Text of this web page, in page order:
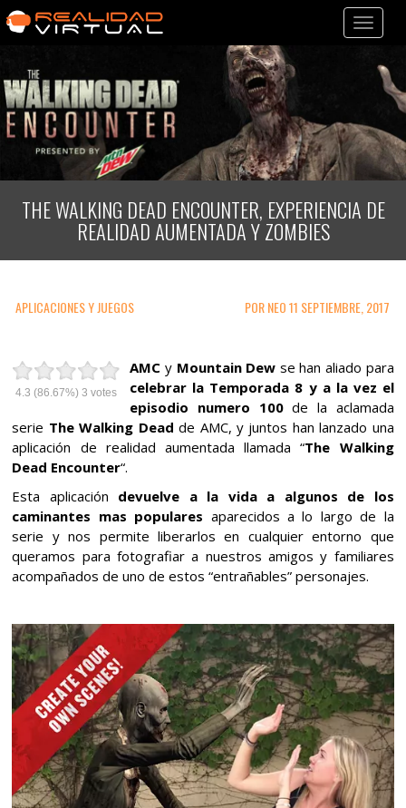
Toggle
THE WALKING DEAD ENCOUNTER, EXPERIENCIA DE
REALIDAD AUMENTADA Y ZOMBIES
APLICACIONES Y JUEGOS POR NEO 11 SEPTIEMBRE, 2017
clic
para
en
Twitter
(Se
abre
en
una
ventana
nueva)
clic
para
compartir
en
Facebook
abre
en
una
ventana
nueva)
clic
para
compartir
en
Google+
abre
en
una
ventana
nueva)
4.3 (86.67%)3 votes
AMC y Mountain Dew se han aliado para
celebrar la Temporada 8 y a la vez el
episodio numero 100de la aclamada
serie The Walking Dead de AMC, y juntos han lanzado una
aplicación de realidad aumentada llamada “The Walking
Dead Encounter“.
Esta aplicación devuelve a la vida a algunos de los
caminantes mas populares aparecidos a lo largo de la
serie y nos permite liberarlos en cualquier entorno que
queramos para fotografiar a nuestros amigos y familiares
acompañados de uno de estos “entrañables” personajes.